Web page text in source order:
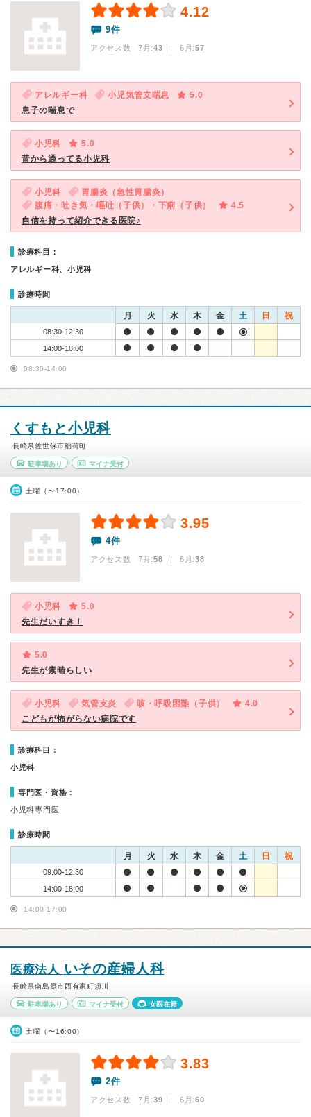
4.12
9件
アクセス数 7月:43 | 6月:57
アレルギー科 小児気管支喘息
5.0
息子の喘息で
小児科
5.0
昔から通ってる小児科
小児科
胃腸炎（急性胃腸炎）
腹痛・吐き気・嘔吐（子供）・下痢（子供）
4.5
自信を持って紹介できる医院♪
診療科目：
アレルギー科、小児科
診療時間
月 火 水 木 金 土 日 祝
08:30-12:30
14:00-18:00
08:30-14:00
くすもと小児科
長崎県佐世保市稲荷町
駐車場あり マイナ受付
土曜（〜17:00）
3.95
4件
アクセス数 7月:58 | 6月:38
小児科
5.0
先生だいすき！
5.0
先生が素晴らしい
小児科 気管支炎 咳・呼吸困難（子供）
4.0
こどもが怖がらない病院です
診療科目：
小児科
専門医・資格：
小児科専門医
診療時間
月 火 水 木 金 土 日 祝
09:00-12:30
14:00-18:00
14:00-17:00
医療法人 いその産婦人科
長崎県南島原市西有家町須川
駐車場あり マイナ受付 女医在籍
土曜（〜16:00）
3.83
2件
アクセス数 7月:39 | 6月:60